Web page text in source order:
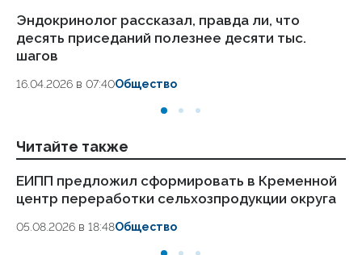
Эндокринолог рассказал, правда ли, что
десять приседаний полезнее десяти тыс.
шагов
16.04.2026 в 07:40Общество
Читайте также
ЕИПП предложил сформировать в Кременной
центр переработки сельхозпродукции округа
05.08.2026 в 18:48Общество